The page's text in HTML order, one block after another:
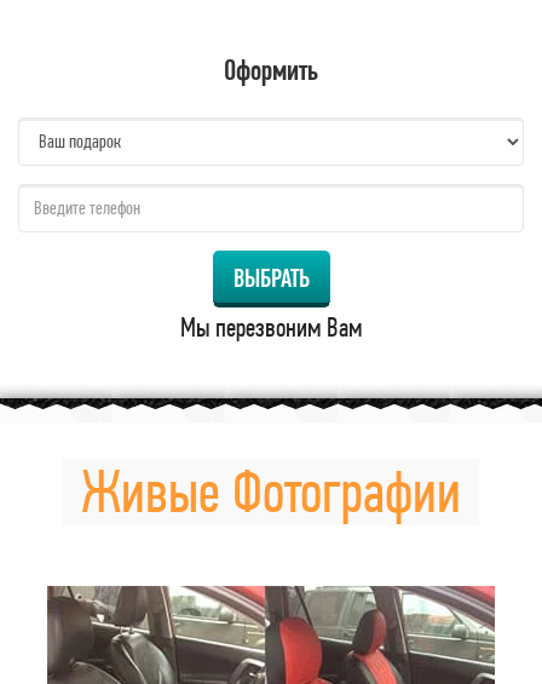
Оформить
ВЫБРАТЬ
Мы перезвоним Вам
Живые Фотографии